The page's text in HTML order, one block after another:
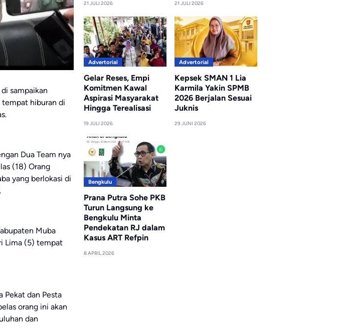
sampaikan
hiburan di
Dua Team nya
(18) Orang
yang berlokasi di
Muba
Lima (5) tempat
Pekat dan Pesta
orang ini akan
dan
21 JULI 2026 21 JULI 2026
Advertorial
Gelar Reses, Empi
Komitmen Kawal
Aspirasi Masyarakat
Hingga Terealisasi
19 JULI 2026
Advertorial
Kepsek SMAN 1 Lia
Karmila Yakin SPMB
2026 Berjalan Sesuai
Juknis
29 JUNI 2026
Bengkulu
Prana Putra Sohe PKB
Turun Langsung ke
Bengkulu Minta
Pendekatan RJ dalam
Kasus ART Refpin
8 APRIL 2026